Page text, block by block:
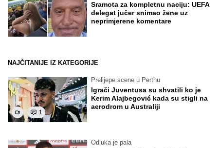
Sramota za kompletnu naciju: UEFA
delegat jučer snimao žene uz
neprimjerene komentare
NAJČITANIJE IZ KATEGORIJE
1
Prelijepe scene u Perthu
Igrači Juventusa su shvatili ko je
Kerim Alajbegović kada su stigli na
aerodrom u Australiji
Odluka je pala